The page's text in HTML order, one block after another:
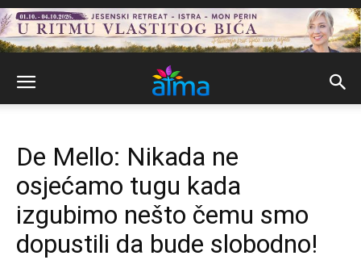
De Mello: Nikada ne
osjećamo tugu kada
izgubimo nešto čemu smo
dopustili da bude slobodno!